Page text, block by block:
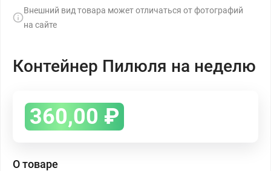
Внешний вид товара может отличаться от фотографий
на сайте
Контейнер Пилюля на неделю
360,00 ₽
О товаре